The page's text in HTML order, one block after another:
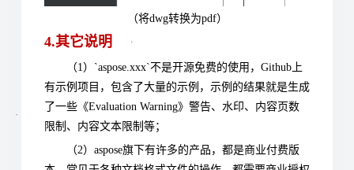
（将dwg转换为pdf）
4.其它说明
（1）`aspose.xxx`不是开源免费的使用，Github上
有示例项目，包含了大量的示例，示例的结果就是生成
了一些《Evaluation Warning》警告、水印、内容页数
限制、内容文本限制等；
（2）aspose旗下有许多的产品，都是商业付费版